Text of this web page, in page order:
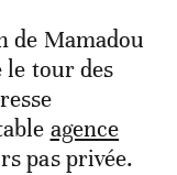
de Mamadou
le tour des
agence
pas privée.